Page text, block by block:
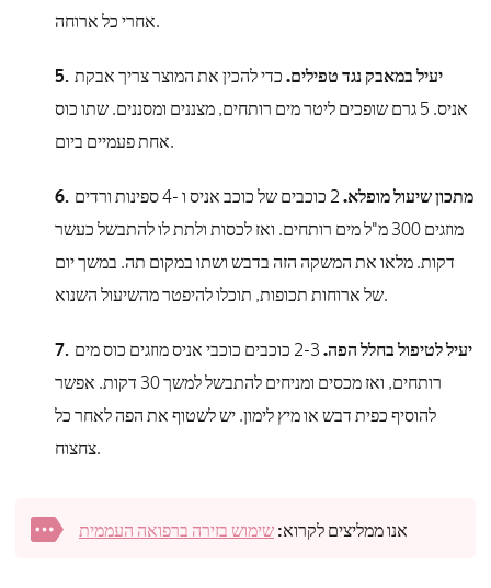
אחרי כל ארוחה.
יעיל במאבק נגד טפילים. כדי להכין את המוצר צריך אבקת
אניס. 5 גרם שופכים ליטר מים רותחים, מצננים ומסננים. שתו כוס
אחת פעמיים ביום.
מתכון שיעול מופלא.
2 כוכבים של כוכב אניס ו -4 ספינות ורדים
מוזגים 300 מ"ל מים רותחים. ואז לכסות ולתת לו להתבשל כעשר
דקות. מלאו את המשקה הזה בדבש ושתו במקום תה. במשך יום
של ארוחות תכופות, תוכלו להיפטר מהשיעול השנוא.
יעיל לטיפול בחלל הפה.
2-3 כוכבים כוכבי אניס מוזגים כוס מים
רותחים, ואז מכסים ומניחים להתבשל למשך 30 דקות. אפשר
להוסיף כפית דבש או מיץ לימון. יש לשטוף את הפה לאחר כל
צחצוח.
אנו ממליצים לקרוא: שימוש בזירה ברפואה העממית